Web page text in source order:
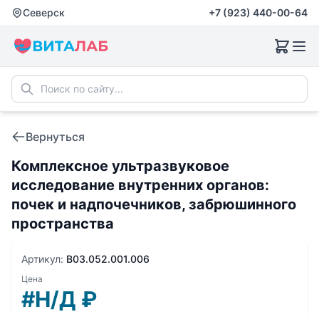
Северск +7 (923) 440-00-64
Вернуться
Комплексное ультразвуковое
исследование внутренних органов:
почек и надпочечников, забрюшинного
пространства
Артикул: B03.052.001.006
Цена
#Н/Д ₽